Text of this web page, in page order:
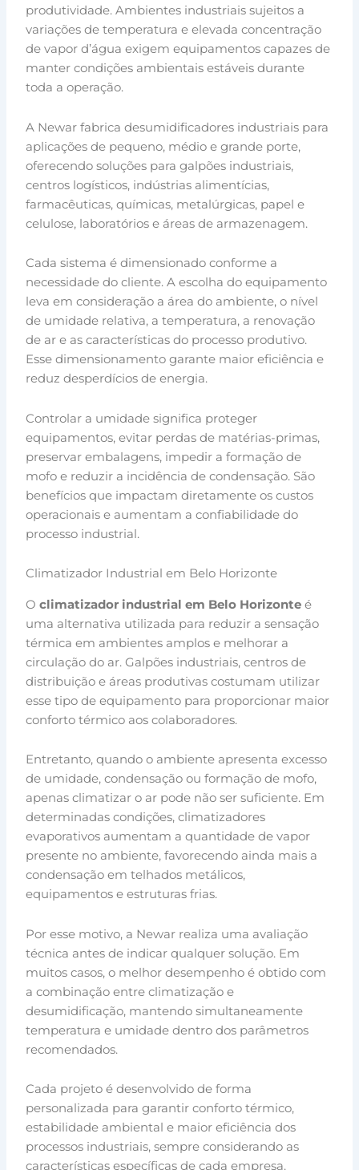
produtividade. Ambientes industriais sujeitos a
variações de temperatura e elevada concentração
de vapor d’água exigem equipamentos capazes de
manter condições ambientais estáveis durante
toda a operação.
A Newar fabrica desumidificadores industriais para
aplicações de pequeno, médio e grande porte,
oferecendo soluções para galpões industriais,
centros logísticos, indústrias alimentícias,
farmacêuticas, químicas, metalúrgicas, papel e
celulose, laboratórios e áreas de armazenagem.
Cada sistema é dimensionado conforme a
necessidade do cliente. A escolha do equipamento
leva em consideração a área do ambiente, o nível
de umidade relativa, a temperatura, a renovação
de ar e as características do processo produtivo.
Esse dimensionamento garante maior eficiência e
reduz desperdícios de energia.
Controlar a umidade significa proteger
equipamentos, evitar perdas de matérias-primas,
preservar embalagens, impedir a formação de
mofo e reduzir a incidência de condensação. São
benefícios que impactam diretamente os custos
operacionais e aumentam a confiabilidade do
processo industrial.
Climatizador Industrial em Belo Horizonte
Oclimatizador industrial em Belo Horizonte é
uma alternativa utilizada para reduzir a sensação
térmica em ambientes amplos e melhorar a
circulação do ar. Galpões industriais, centros de
distribuição e áreas produtivas costumam utilizar
esse tipo de equipamento para proporcionar maior
conforto térmico aos colaboradores.
Entretanto, quando o ambiente apresenta excesso
de umidade, condensação ou formação de mofo,
apenas climatizar o ar pode não ser suficiente. Em
determinadas condições, climatizadores
evaporativos aumentam a quantidade de vapor
presente no ambiente, favorecendo ainda mais a
condensação em telhados metálicos,
equipamentos e estruturas frias.
Por esse motivo, a Newar realiza uma avaliação
técnica antes de indicar qualquer solução. Em
muitos casos, o melhor desempenho é obtido com
a combinação entre climatização e
desumidificação, mantendo simultaneamente
temperatura e umidade dentro dos parâmetros
recomendados.
Cada projeto é desenvolvido de forma
personalizada para garantir conforto térmico,
estabilidade ambiental e maior eficiência dos
processos industriais, sempre considerando as
características específicas de cada empresa.